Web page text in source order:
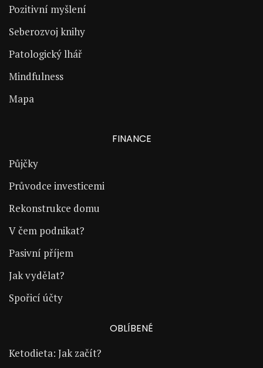
Pozitivní myšlení
Seberozvoj knihy
Patologický lhář
Mindfulness
Mapa
FINANCE
Půjčky
Průvodce investicemi
Rekonstrukce domu
V čem podnikat?
Pasivní příjem
Jak vydělat?
Spořicí účty
OBLÍBENÉ
Ketodieta: Jak začít?